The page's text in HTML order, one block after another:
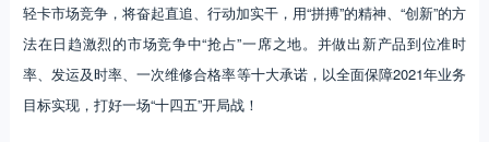
轻卡市场竞争，将奋起直追、行动加实干，用“拼搏”的精神、“创新”的方
法在日趋激烈的市场竞争中“抢占”一席之地。并做出新产品到位准时
率、发运及时率、一次维修合格率等十大承诺，以全面保障2021年业务
目标实现，打好一场“十四五”开局战！